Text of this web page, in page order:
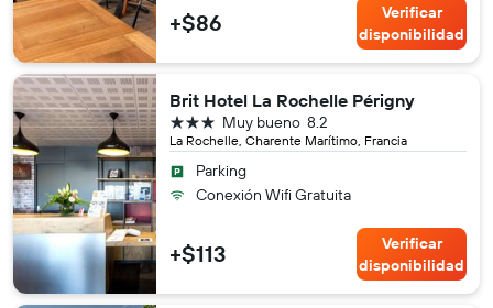
+$86
Verificar
disponibilidad
Brit Hotel La Rochelle Périgny
La Rochelle, Charente Marítimo, Francia
8.2
Muy bueno
3 estrellas
Parking
Conexión Wifi Gratuita
+$113
Verificar
disponibilidad